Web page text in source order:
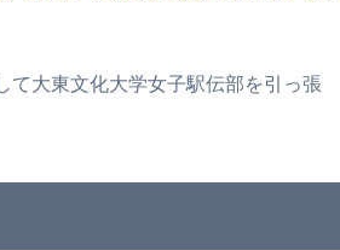
て大東文化大学女子駅伝部を引っ張